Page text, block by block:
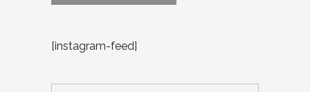
[instagram-feed]